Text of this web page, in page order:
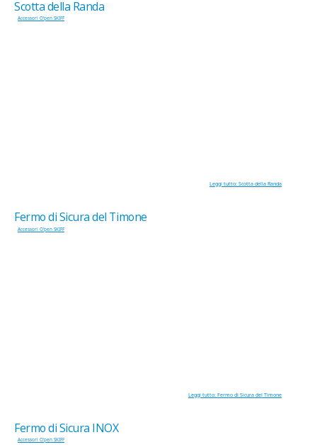
Scotta della Randa
Accessori O'pen SKIFF
Leggi tutto: Scotta della Randa
Fermo di Sicura del Timone
Accessori O'pen SKIFF
Leggi tutto: Fermo di Sicura del Timone
Fermo di Sicura INOX
Accessori O'pen SKIFF